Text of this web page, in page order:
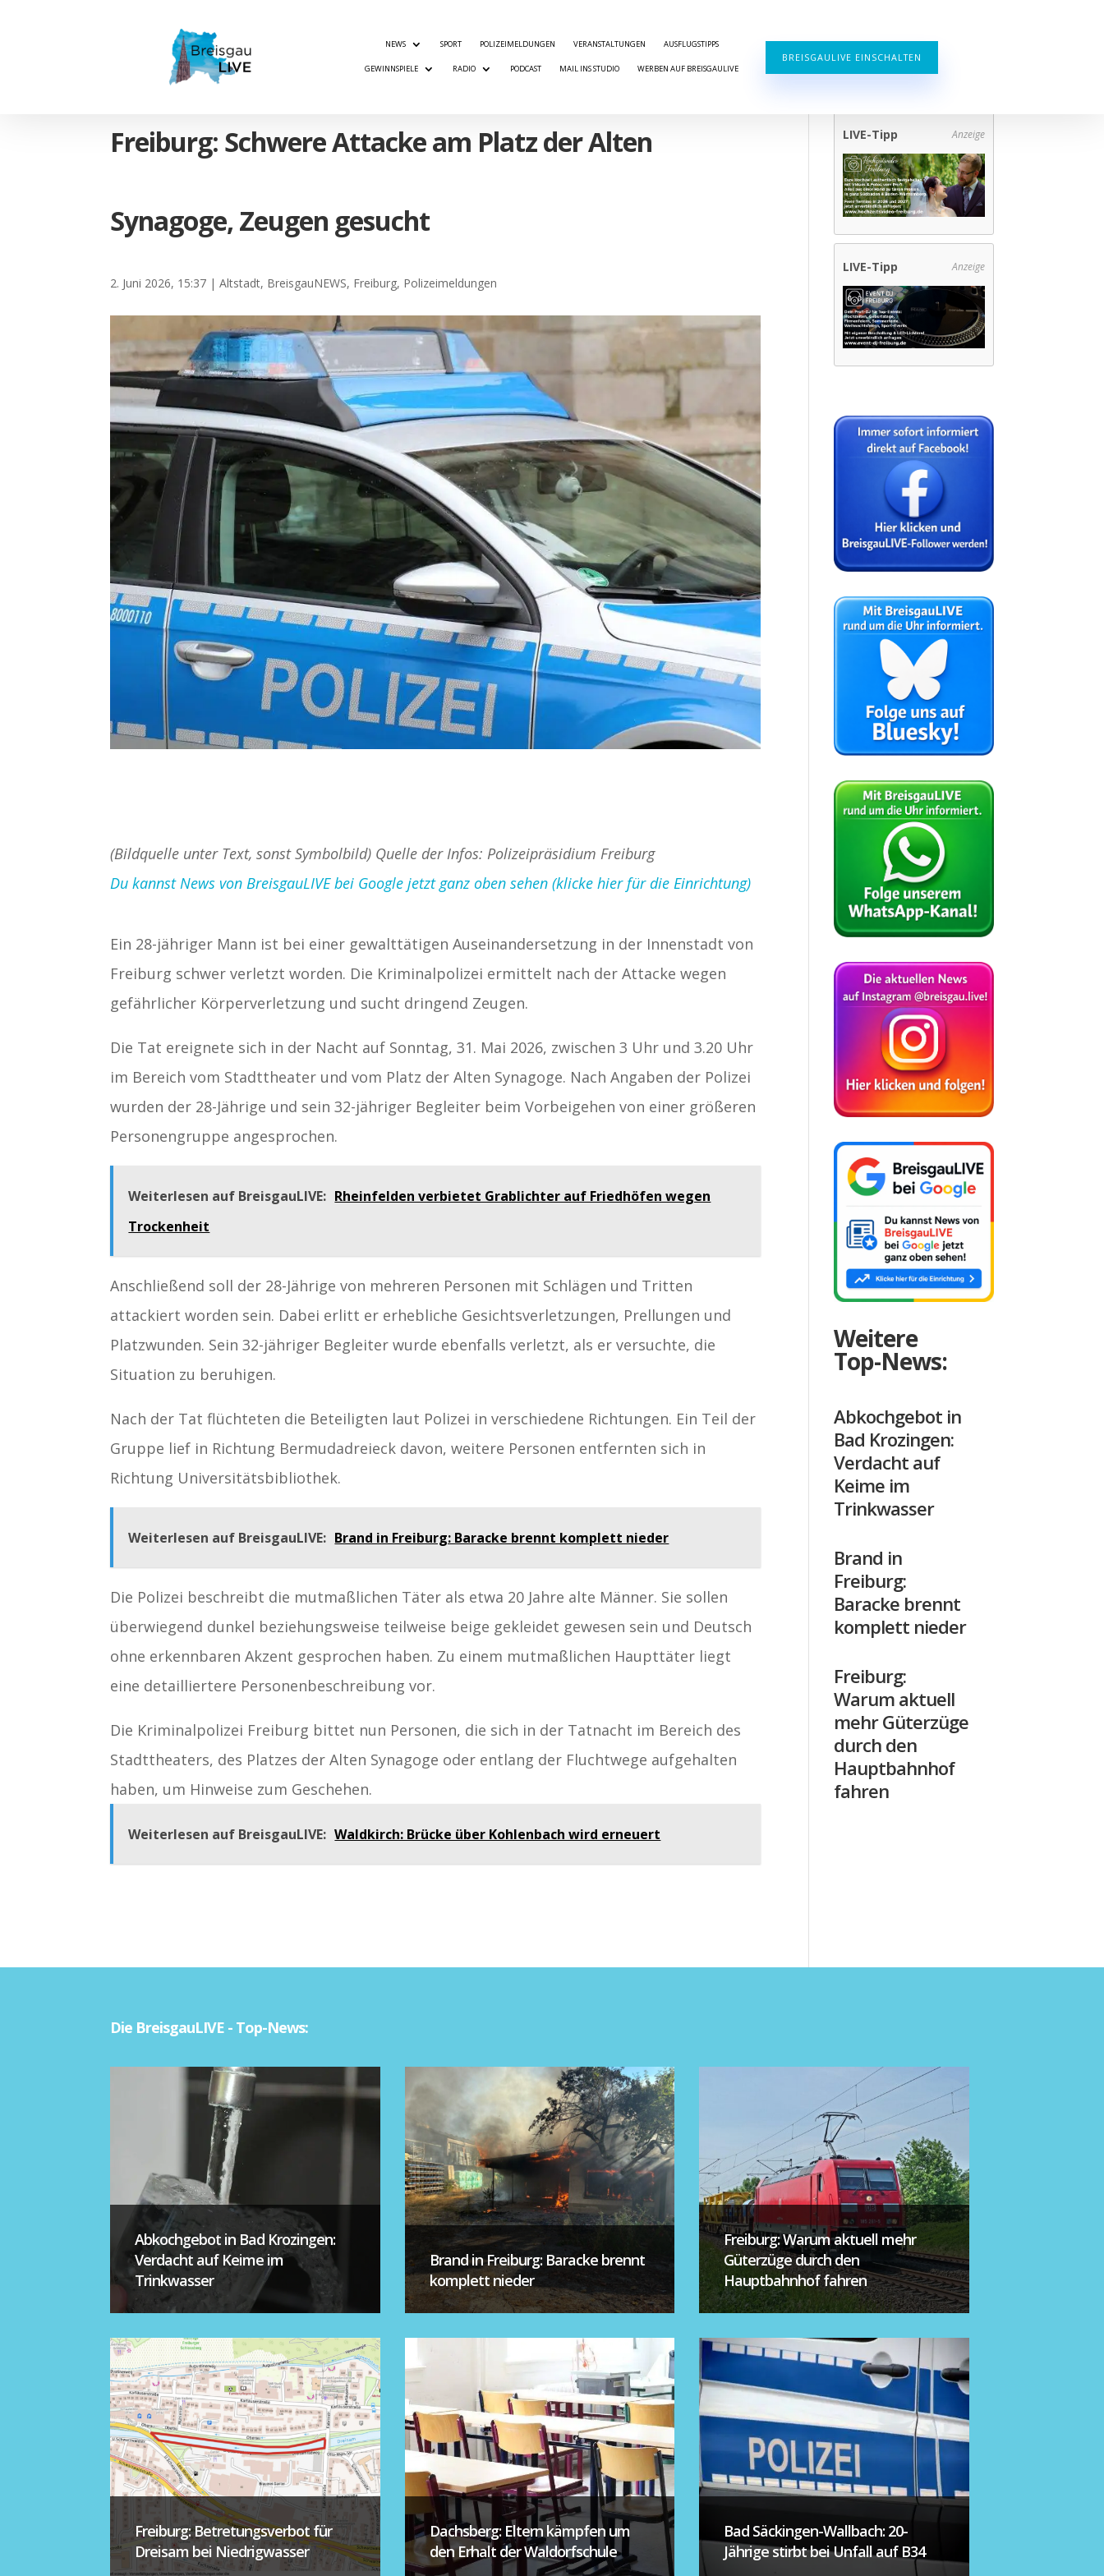
NEWS SPORT POLIZEIMELDUNGEN VERANSTALTUNGEN AUSFLUGSTIPPS
GEWINNSPIELE RADIO PODCAST MAIL INS STUDIO WERBEN AUF BREISGAULIVE
BREISGAULIVE EINSCHALTEN
Freiburg: Schwere Attacke am Platz der Alten
Synagoge, Zeugen gesucht
2. Juni 2026, 15:37 |Altstadt, BreisgauNEWS, Freiburg, Polizeimeldungen
(Bildquelle unter Text, sonst Symbolbild) Quelle der Infos: Polizeipräsidium Freiburg
Du kannst News von BreisgauLIVE bei Google jetzt ganz oben sehen (klicke hier für die Einrichtung)
Ein 28-jähriger Mann ist bei einer gewalttätigen Auseinandersetzung in der Innenstadt von
Freiburg schwer verletzt worden. Die Kriminalpolizei ermittelt nach der Attacke wegen
gefährlicher Körperverletzung und sucht dringend Zeugen.
Die Tat ereignete sich in der Nacht auf Sonntag, 31. Mai 2026, zwischen 3 Uhr und 3.20 Uhr
im Bereich vom Stadttheater und vom Platz der Alten Synagoge. Nach Angaben der Polizei
wurden der 28-Jährige und sein 32-jähriger Begleiter beim Vorbeigehen von einer größeren
Personengruppe angesprochen.
Weiterlesen auf BreisgauLIVE: Rheinfelden verbietet Grablichter auf Friedhöfen wegen
Trockenheit
Anschließend soll der 28-Jährige von mehreren Personen mit Schlägen und Tritten
attackiert worden sein. Dabei erlitt er erhebliche Gesichtsverletzungen, Prellungen und
Platzwunden. Sein 32-jähriger Begleiter wurde ebenfalls verletzt, als er versuchte, die
Situation zu beruhigen.
Nach der Tat flüchteten die Beteiligten laut Polizei in verschiedene Richtungen. Ein Teil der
Gruppe lief in Richtung Bermudadreieck davon, weitere Personen entfernten sich in
Richtung Universitätsbibliothek.
Weiterlesen auf BreisgauLIVE: Brand in Freiburg: Baracke brennt komplett nieder
Die Polizei beschreibt die mutmaßlichen Täter als etwa 20 Jahre alte Männer. Sie sollen
überwiegend dunkel beziehungsweise teilweise beige gekleidet gewesen sein und Deutsch
ohne erkennbaren Akzent gesprochen haben. Zu einem mutmaßlichen Haupttäter liegt
eine detailliertere Personenbeschreibung vor.
Die Kriminalpolizei Freiburg bittet nun Personen, die sich in der Tatnacht im Bereich des
Stadttheaters, des Platzes der Alten Synagoge oder entlang der Fluchtwege aufgehalten
haben, um Hinweise zum Geschehen.
Weiterlesen auf BreisgauLIVE: Waldkirch: Brücke über Kohlenbach wird erneuert
LIVE-Tipp Anzeige
LIVE-Tipp Anzeige
Weitere
Top-News:
Abkochgebot in
Bad Krozingen:
Verdacht auf
Keime im
Trinkwasser
Brand in
Freiburg:
Baracke brennt
komplett nieder
Freiburg:
Warum aktuell
mehr Güterzüge
durch den
Hauptbahnhof
fahren
Die BreisgauLIVE - Top-News:
Abkochgebot in Bad Krozingen:
Verdacht auf Keime im
Trinkwasser
Brand in Freiburg: Baracke brennt
komplett nieder
Freiburg: Warum aktuell mehr
Güterzüge durch den
Hauptbahnhof fahren
Freiburg: Betretungsverbot für
Dreisam bei Niedrigwasser
Dachsberg: Eltern kämpfen um
den Erhalt der Waldorfschule
Bad Säckingen-Wallbach: 20-
Jährige stirbt bei Unfall auf B34